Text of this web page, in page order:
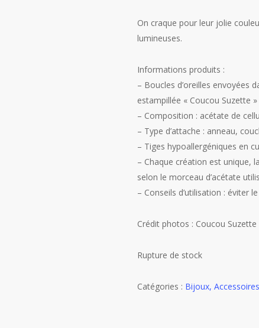
On craque pour leur jolie
lumineuses.
Informations produits :
– Boucles d’oreilles envoyées
estampillée « Coucou Suzette »
– Composition : acétate de
– Type d’attache : anneau,
– Tiges hypoallergéniques en
– Chaque création est unique,
selon le morceau d’acétate
– Conseils d’utilisation : éviter
Crédit photos : Coucou Suzette
Rupture de stock
Catégories : Bijoux,